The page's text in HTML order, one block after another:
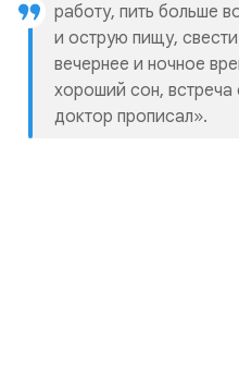
работу, пить больше
и острую пищу,
вечернее и ночное
хороший сон,
доктор прописал».